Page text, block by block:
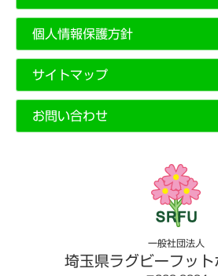
個人情報保護方針
サイトマップ
お問い合わせ
一般社団法人
埼玉県ラグビーフット